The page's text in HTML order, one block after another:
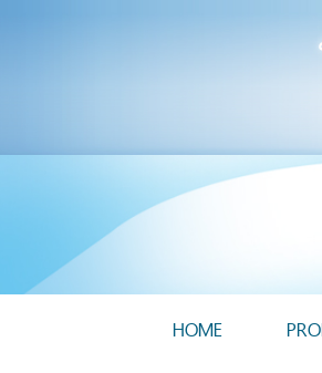
HOME